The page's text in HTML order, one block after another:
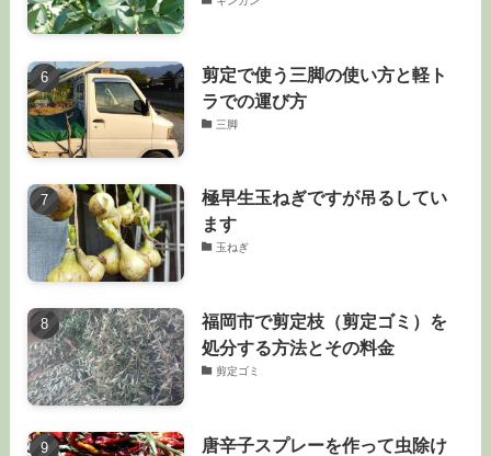
剪定で使う三脚の使い方と軽ト
ラでの運び方
三脚
極早生玉ねぎですが吊るしてい
ます
玉ねぎ
福岡市で剪定枝（剪定ゴミ）を
処分する方法とその料金
剪定ゴミ
唐辛子スプレーを作って虫除け